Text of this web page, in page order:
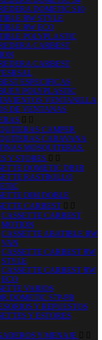
DOMETIC S10
RW STYLE
RW ECO
POLYPLASTIC
CARBEST
CARBEST
ESPECIFICAS
POLYPLASTIC
VENTANILLA
DE VENTANAS
 
CAMPER
CARAVANA
MOSQUITERAS.
Y STORES  
DOMETIC DB1R
RASTROLLO
DIM DOBLE
CARBEST  
CASSETTE CARBEST
MOTION
CASSETTE ABATIBLE RW
VAN
CASSETTE CARBEST RW
STYLE
CASSETTE CARBEST RW
ECO
VARIOS
DOMETIC S7P-PB
Y REPUESTOS
Y ESTORES
Y MENAJE  